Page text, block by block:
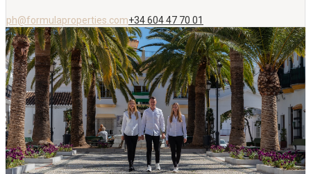
ph@formulaproperties.com+34 604 47 70 01